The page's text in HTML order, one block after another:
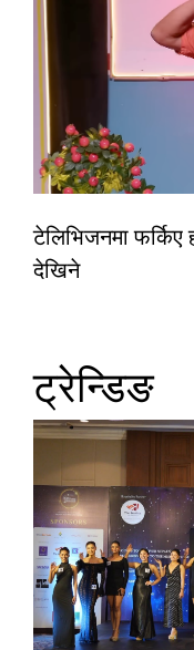
टेलिभिजनमा फर्किए
देखिने
ट्रेन्डिङ